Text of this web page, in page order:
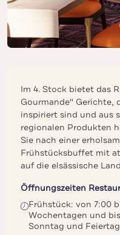
Im 4. Stock bietet das
Gourmande" Gerichte,
inspiriert sind und aus
regionalen Produkten
Sie nach einer
Frühstücksbuffet mit
auf die elsässische
Öffnungszeiten
Frühstück: von 7:00
Wochentagen und
Sonntag und